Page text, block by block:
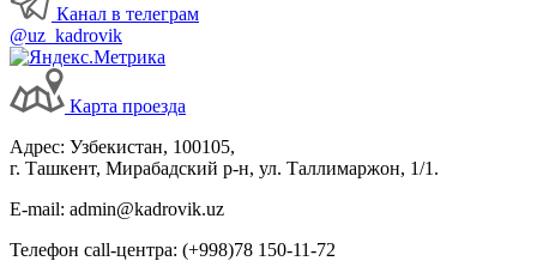
Канал в телеграм
@uz_kadrovik
Карта проезда
Адрес: Узбекистан, 100105,
г. Ташкент, Мирабадский р-н, ул. Таллимаржон, 1/1.
E-mail: admin@kadrovik.uz
Телефон call-центра: (+998)78 150-11-72